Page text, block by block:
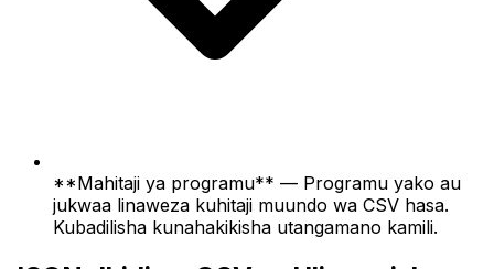
**Mahitaji ya programu** — Programu yako au
jukwaa linaweza kuhitaji muundo wa CSV hasa.
Kubadilisha kunahakikisha utangamano kamili.